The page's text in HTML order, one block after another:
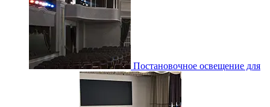
Постановочное освещение для